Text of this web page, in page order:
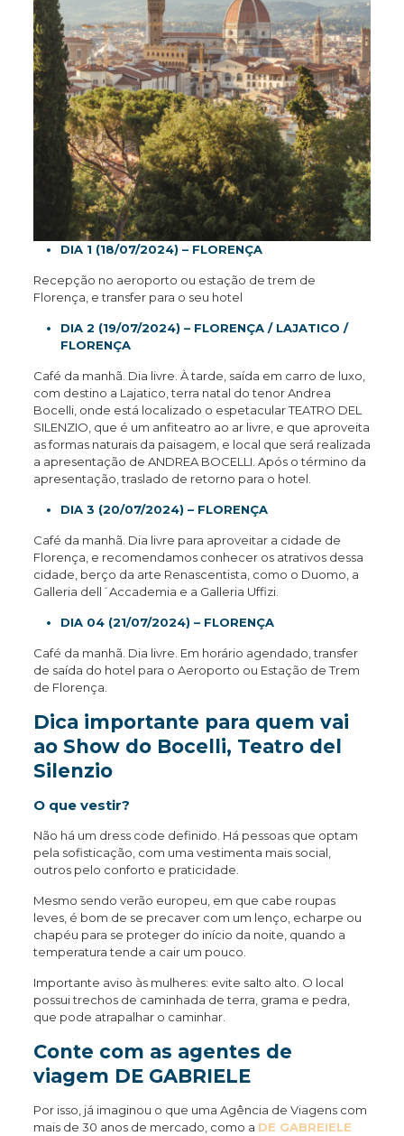
DIA 1 (18/07/2024) – FLORENÇA
Recepção no aeroporto ou estação de trem de
Florença, e transfer para o seu hotel
DIA 2 (19/07/2024) – FLORENÇA / LAJATICO /
FLORENÇA
Café da manhã. Dia livre. À tarde, saída em carro de luxo,
com destino a Lajatico, terra natal do tenor Andrea
Bocelli, onde está localizado o espetacular TEATRO DEL
SILENZIO, que é um anfiteatro ao ar livre, e que aproveita
as formas naturais da paisagem, e local que será realizada
a apresentação de ANDREA BOCELLI. Após o término da
apresentação, traslado de retorno para o hotel.
DIA 3 (20/07/2024) – FLORENÇA
Café da manhã. Dia livre para aproveitar a cidade de
Florença, e recomendamos conhecer os atrativos dessa
cidade, berço da arte Renascentista, como o Duomo, a
Galleria dell´Accademia e a Galleria Uffizi.
DIA 04 (21/07/2024) – FLORENÇA
Café da manhã. Dia livre. Em horário agendado, transfer
de saída do hotel para o Aeroporto ou Estação de Trem
de Florença.
Dica importante para quem vai
ao Show do Bocelli, Teatro del
Silenzio
O que vestir?
Não há um dress code definido. Há pessoas que optam
pela sofisticação, com uma vestimenta mais social,
outros pelo conforto e praticidade.
Mesmo sendo verão europeu, em que cabe roupas
leves, é bom de se precaver com um lenço, echarpe ou
chapéu para se proteger do início da noite, quando a
temperatura tende a cair um pouco.
Importante aviso às mulheres: evite salto alto. O local
possui trechos de caminhada de terra, grama e pedra,
que pode atrapalhar o caminhar.
Conte com as agentes de
viagem DE GABRIELE
Por isso, já imaginou o que uma Agência de Viagens com
mais de 30 anos de mercado, como a DE GABREIELE